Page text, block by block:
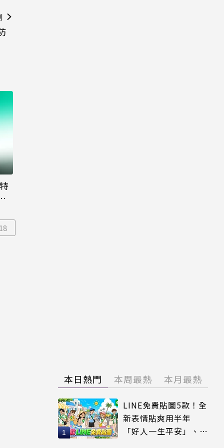
本日熱門 本周最熱 本月最熱
LINE免費貼圖5款！全
新表情貼爽用半年
「好人一生平安」、